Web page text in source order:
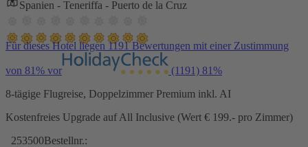
Spanien - Teneriffa - Puerto de la Cruz
Für dieses Hotel liegen 1191 Bewertungen mit einer Zustimmung
von 81% vor (1191) 81%
8-tägige Flugreise, Doppelzimmer Premium inkl. AI
Kostenfreies Upgrade auf All Inclusive (Wert € 199.- pro Zimmer)
253500Bestellnr.: